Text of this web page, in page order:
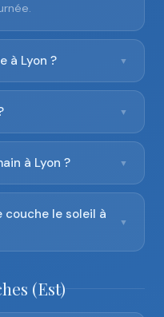
à Lyon ? ▼
▼
à Lyon ? ▼
couche le soleil à
▼
(Est)